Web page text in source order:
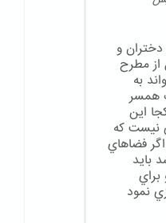
دختران و
از مطرح
به
همسر
اين
نيست كه
فضاهاي
بايد
براي
نمود